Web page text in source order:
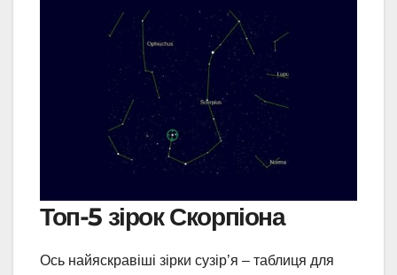
Топ-5 зірок Скорпіона
Ось найяскравіші зірки сузір’я – таблиця для